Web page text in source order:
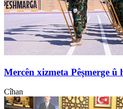
Mercên xizmeta Pêşmerge
Cîhan